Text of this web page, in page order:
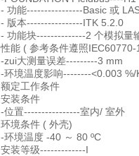
- 功能----------------Basic 或
- 版本----------------ITK 5.2.0
- 功能块--------------2 个模拟量
性能 ( 参考条件遵照IEC60770-
-zui大测量误差---------3 mm
-环境温度影响--------<0.003 %/
额定工作条件
安装条件
-位置----------------室内/ 室外
环境条件 ( 外壳)
-环境温度 -40 ～ 80 ºC
安装等级-------------I